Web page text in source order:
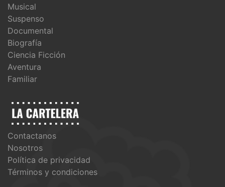
Musical
Suspenso
Documental
Biografía
Ciencia Ficción
Aventura
Familiar
Contactanos
Nosotros
Política de privacidad
Términos y condiciones